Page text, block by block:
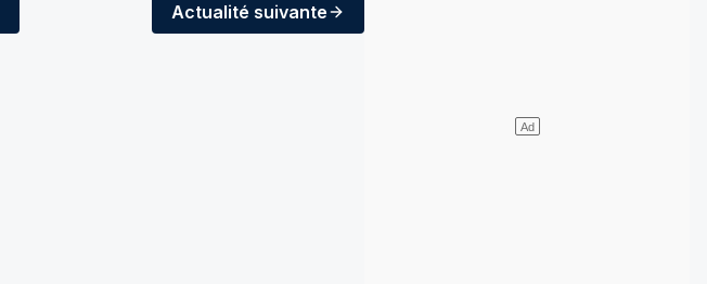
Actualité suivante